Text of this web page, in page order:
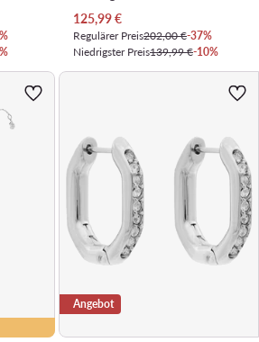
Aktueller Preis
125,99€
Regulärer Preis202,00 €-37%
Niedrigster Preis139,99 €-10%
Angebot